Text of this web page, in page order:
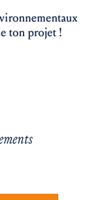
ton projet !